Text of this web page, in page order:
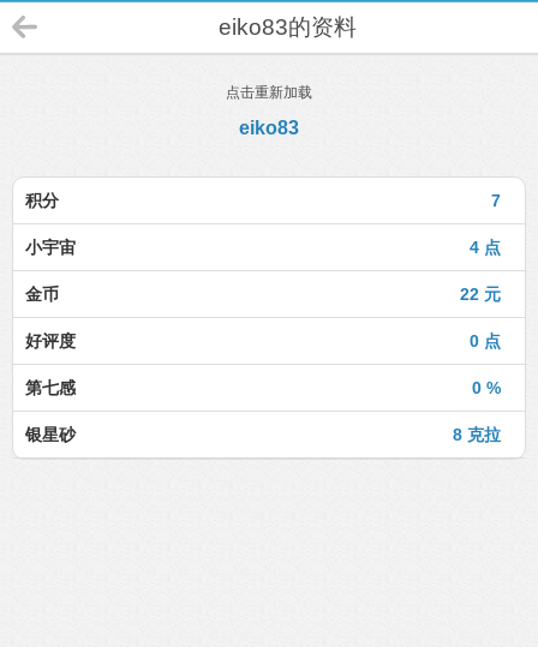
eiko83的资料
点击重新加载
eiko83
7
积分
4 点
小宇宙
22 元
金币
0 点
好评度
0 %
第七感
8 克拉
银星砂